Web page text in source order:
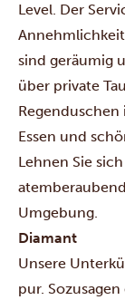
Level. Der
sind geräumig
über private
Regenduschen
Essen und
Lehnen Sie
Umgebung.
Diamant
Unsere
pur.